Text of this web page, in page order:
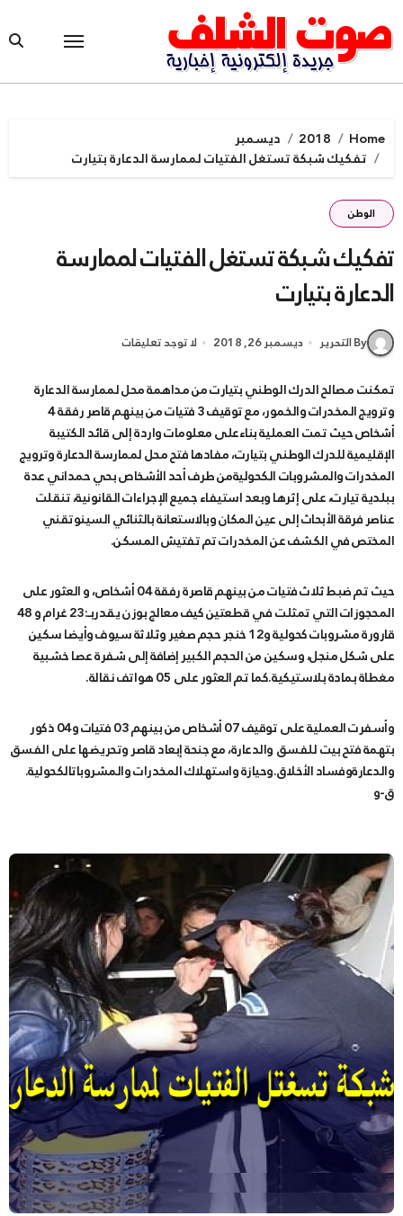
to
content
Home
2018
ديسمبر
تفكيك شبكة تستغل الفتيات لممارسة الدعارة بتيارت
الوطن
تفكيك شبكة تستغل الفتيات لممارسة
الدعارة بتيارت
By التحرير ديسمبر 26, 2018 لا توجد تعليقات
تمكنت مصالح الدرك الوطني بتيارت من مداهمة محل لممارسة الدعارة
وترويج المخدرات والخمور، مع توقيف 3 فتيات من بينهم قاصر رفقة 4
أشخاص حيث تمت العملية بناءعلى معلومات واردة إلى قائد الكتيبة
الإقليمية للدرك الوطني بتيارت، مفادها فتح محل لممارسة الدعارة وترويج
المخدرات والمشروبات الكحوليةمن طرف أحد الأشخاص بحي حمداني عدة
ببلدية تيارت، على إثرها وبعد استيفاء جميع الإجراءات القانونية، تنقلت
عناصر فرقة الأبحاث إلى عين المكان وبالاستعانة بالثنائي السينوتقني
المختص في الكشف عن المخدرات تم تفتيش المسكن.
حيث تم ضبط ثلاث فتيات من بينهم قاصرة رفقة 04 أشخاص، و العثور على
المحجوزات التي تمثلت في قطعتين كيف معالج بوزن يقدربـ:23 غرام و 48
قارورة مشروبات كحولية و12 خنجر حجم صغير وثلاثة سيوف وأيضا سكين
على شكل منجل، وسكين من الحجم الكبير إضافة إلى شفرة عصا خشبية
مغطاة بمادة بلاستيكية.كما تم العثور على 05 هواتف نقالة.
وأسفرت العملية على توقيف 07 أشخاص من بينهم 03 فتيات و04 ذكور
بتهمة فتح بيت للفسق والدعارة، مع جنحة إبعاد قاصر وتحريضها على الفسق
والدعارةوفساد الأخلاق.وحيازة واستهلاك المخدرات والمشروباتالكحولية.
ق-و